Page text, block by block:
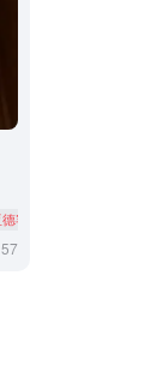
客